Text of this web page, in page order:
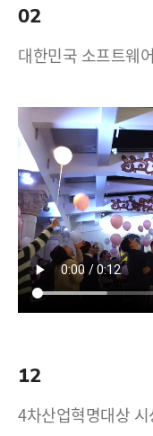
02
대한민국 소프트웨
17
12
4차산업혁명대상